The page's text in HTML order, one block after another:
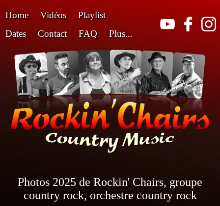
Home Vidéos
Playlist
Dates
Contact FAQ Plus...
Photos 2025 de Rockin' Chairs, groupe
country rock, orchestre country rock